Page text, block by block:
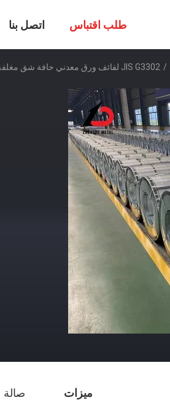
اتصل بنا طلب اقتباس
/ JIS G3302 لفائف ورق معدني حافة شق مغلفة لفائف معدني 0.6mm 0.8mm
ميزات